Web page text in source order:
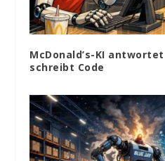
McDonald’s-KI
schreibt Code